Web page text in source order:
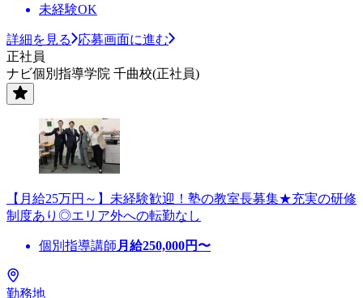
未経験OK
詳細を見る
応募画面に進む
正社員
ナビ個別指導学院 千曲校(正社員)
【月給25万円～】未経験歓迎！塾の教室長募集★充実の研修
制度あり◎エリア外への転勤なし
個別指導講師 月給250,000円〜
勤務地